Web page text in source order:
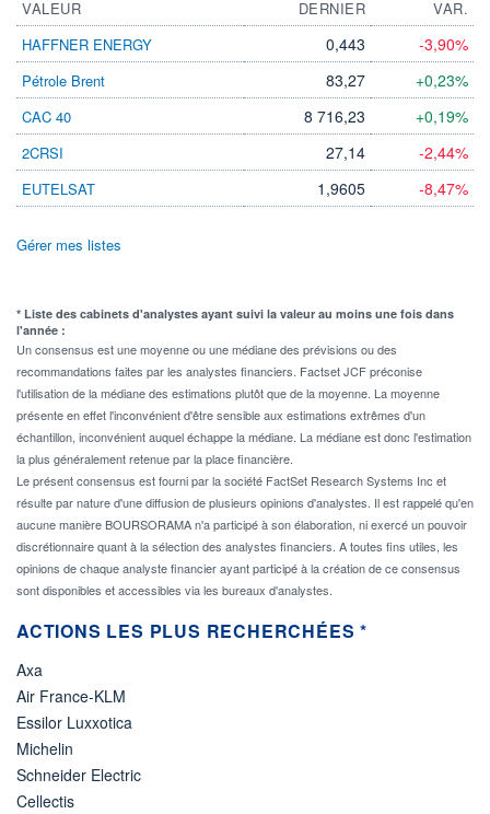
VALEUR DERNIER
VAR.
HAFFNER ENERGY
0,443 -3,90%
Pétrole Brent 83,27 +0,23%
CAC 40 8 716,23 +0,19%
2CRSI 27,14 -2,44%
EUTELSAT 1,9605 -8,47%
Gérer mes listes
* Liste des cabinets d'analystes ayant suivi la valeur au moins une fois dans
l'année :
Un consensus est une moyenne ou une médiane des prévisions ou des
recommandations faites par les analystes financiers. Factset JCF préconise
l'utilisation de la médiane des estimations plutôt que de la moyenne. La moyenne
présente en effet l'inconvénient d'être sensible aux estimations extrêmes d'un
échantillon, inconvénient auquel échappe la médiane. La médiane est donc l'estimation
la plus généralement retenue par la place financière.
Le présent consensus est fourni par la société FactSet Research Systems Inc et
résulte par nature d'une diffusion de plusieurs opinions d'analystes. Il est rappelé qu'en
aucune manière BOURSORAMA n'a participé à son élaboration, ni exercé un pouvoir
discrétionnaire quant à la sélection des analystes financiers. A toutes fins utiles, les
opinions de chaque analyste financier ayant participé à la création de ce consensus
sont disponibles et accessibles via les bureaux d'analystes.
ACTIONS LES PLUS RECHERCHÉES *
Axa
Air France-KLM
Essilor Luxxotica
Michelin
Schneider Electric
Cellectis